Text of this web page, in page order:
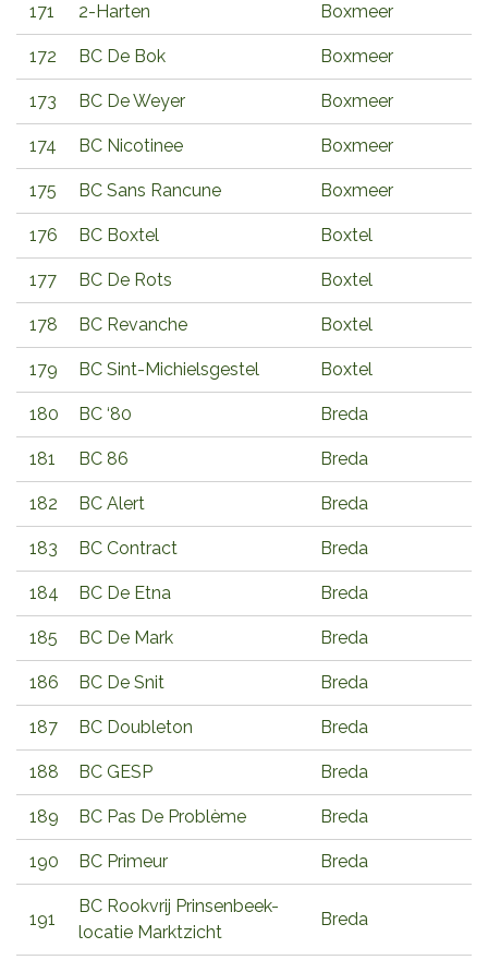
171 2-Harten Boxmeer
172 BC De Bok Boxmeer
173 BC De Weyer Boxmeer
174 BC Nicotinee Boxmeer
175 BC Sans Rancune Boxmeer
176 BC Boxtel Boxtel
177 BC De Rots Boxtel
178 BC Revanche Boxtel
179 BC Sint-Michielsgestel Boxtel
180 BC ‘80 Breda
181 BC 86 Breda
182 BC Alert Breda
183 BC Contract Breda
184 BC De Etna Breda
185 BC De Mark Breda
186 BC De Snit Breda
187 BC Doubleton Breda
188 BC GESP Breda
189 BC Pas De Problème Breda
190 BC Primeur Breda
191
BC Rookvrij Prinsenbeek-
locatie Marktzicht
Breda